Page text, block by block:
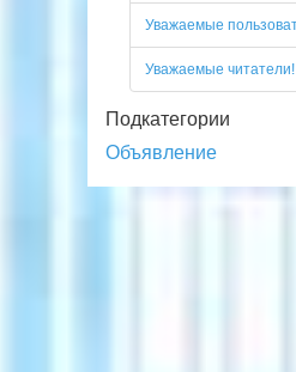
Уважаемые
Уважаемые читатели!
Подкатегории
Объявление